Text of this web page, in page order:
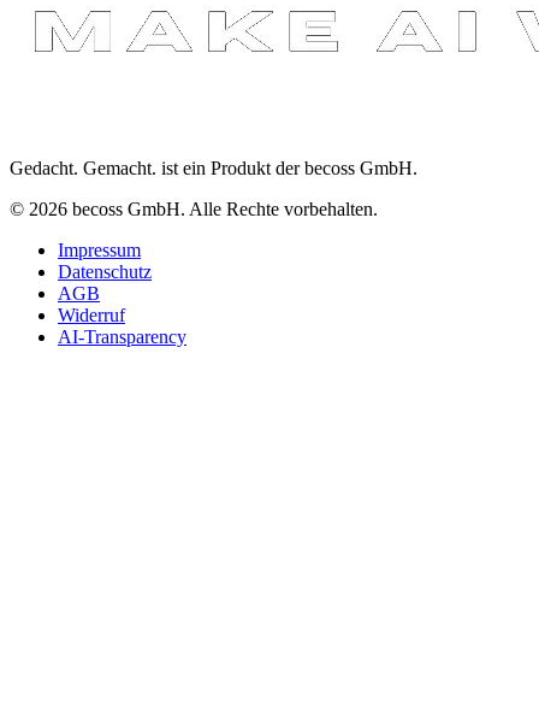
Gedacht. Gemacht. ist ein Produkt der becoss GmbH.
© 2026 becoss GmbH. Alle Rechte vorbehalten.
Impressum
Datenschutz
AGB
Widerruf
AI-Transparency